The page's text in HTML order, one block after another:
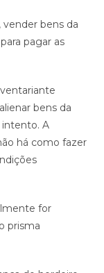
, vender bens da
pagar as
bens da
intento. A
há como fazer
for
prisma